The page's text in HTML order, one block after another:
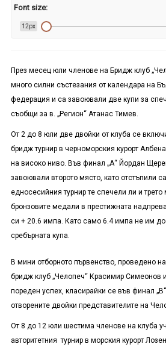
Font size:
12px
През месец юли членове на Бридж клуб
много силни състезания от календара на
федерация и са завоювали две купи за
съобщи за в. „Регион“ Атанас Тимев.
От 2 до 8 юли две двойки от клуба се
бридж турнир в черноморския курорт
на високо ниво. Във финал „А“ Йордан
завоювали второто място, като отстъпили
едносесийния турнир те спечели ли и
бронзовите медали в престижната
си + 20.6 импа. Като само 6.4 импа не им
сребърната купа.
В мини отборното първенство, проведено
бридж клуб „Челопеч“ Красимир Симеонов
пореден успех, класирайки се във финал
отворените двойки представителите на
От 8 до 12 юли шестима членове на клуба
авторитетния турнир в морския курорт